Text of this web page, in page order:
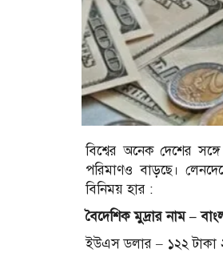
বিশ্বের অনেক দেশের
পরিমাণও বাড়ছে।
বিনিময় হার :
বৈদেশিক মুদ্রার নাম –
ইউএস ডলার – ১২২ টাকা